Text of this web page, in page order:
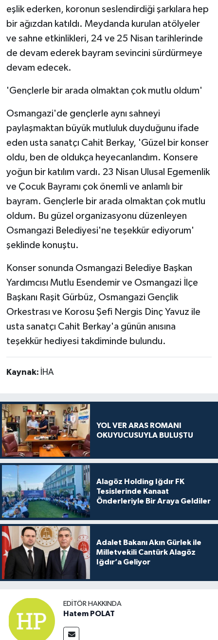
eşlik ederken, koronun seslendirdiği şarkılara hep
bir ağızdan katıldı. Meydanda kurulan atölyeler
ve sahne etkinlikleri, 24 ve 25 Nisan tarihlerinde
de devam ederek bayram sevincini sürdürmeye
devam edecek.
'Gençlerle bir arada olmaktan çok mutlu oldum'
Osmangazi'de gençlerle aynı sahneyi
paylaşmaktan büyük mutluluk duyduğunu ifade
eden usta sanatçı Cahit Berkay, 'Güzel bir konser
oldu, ben de oldukça heyecanlandım. Konsere
yoğun bir katılım vardı. 23 Nisan Ulusal Egemenlik
ve Çocuk Bayramı çok önemli ve anlamlı bir
bayram. Gençlerle bir arada olmaktan çok mutlu
oldum. Bu güzel organizasyonu düzenleyen
Osmangazi Belediyesi'ne teşekkür ediyorum'
şeklinde konuştu.
Konser sonunda Osmangazi Belediye Başkan
Yardımcısı Mutlu Esendemir ve Osmangazi İlçe
Başkanı Raşit Gürbüz, Osmangazi Gençlik
Orkestrası ve Korosu Şefi Nergis Dinç Yavuz ile
usta sanatçı Cahit Berkay'a günün anısına
teşekkür hediyesi takdiminde bulundu.
Kaynak: İHA
YOL VER ARAS ROMANI
OKUYUCUSUYLA BULUŞTU
Alagöz Holding Iğdır FK
Tesislerinde Kanaat
Önderleriyle Bir Araya Geldiler
Adalet Bakanı Akın Gürlek ile
Milletvekili Cantürk Alagöz
Iğdır’a Geliyor
EDITÖR HAKKINDA
Hatem POLAT